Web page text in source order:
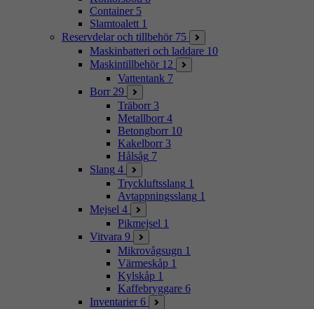
Container 5
Slamtoalett 1
Reservdelar och tillbehör 75
Maskinbatteri och laddare 10
Maskintillbehör 12
Vattentank 7
Borr 29
Träborr 3
Metallborr 4
Betongborr 10
Kakelborr 3
Hålsåg 7
Slang 4
Tryckluftsslang 1
Avtappningsslang 1
Mejsel 4
Pikmejsel 1
Vitvara 9
Mikrovågsugn 1
Värmeskåp 1
Kylskåp 1
Kaffebryggare 6
Inventarier 6